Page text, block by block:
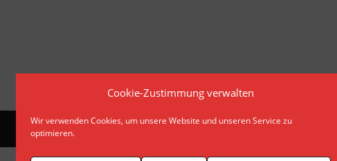
Cookie-Zustimmung verwalten
Wir verwenden Cookies, um unsere Website und unseren Service zu
optimieren.
© AP Finanzplanung Andreas Pindl